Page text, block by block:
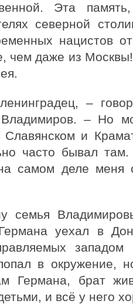
Эта
северной
нацистов
чем даже из
–
Владимиров. – Но
и
часто бывал
самом деле меня
семья
уехал в
западом
в окружение,
Германа, брат
и всё у него